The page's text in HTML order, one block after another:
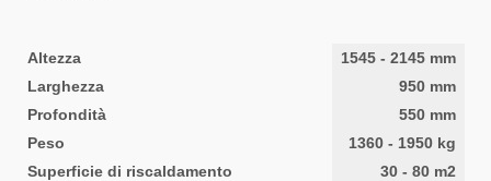
Altezza 1545 - 2145 mm
Larghezza
950 mm
Profondità
550 mm
Peso
1360 - 1950 kg
Superficie di riscaldamento
30 - 80 m2